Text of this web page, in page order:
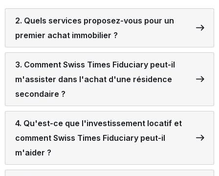
2. Quels services proposez-vous pour un
premier achat immobilier ?
3. Comment Swiss Times Fiduciary peut-il
m'assister dans l'achat d'une résidence
secondaire ?
4. Qu'est-ce que l'investissement locatif et
comment Swiss Times Fiduciary peut-il
m'aider ?